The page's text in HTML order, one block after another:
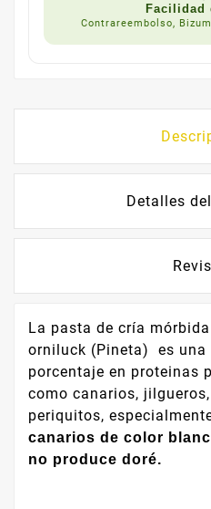
Facilidad
Contrareembolso,
Detalles
La pasta de cría mórbida
orniluck (Pineta) es una
porcentaje en proteinas
como canarios,
periquitos,
canarios de color
no produce doré.